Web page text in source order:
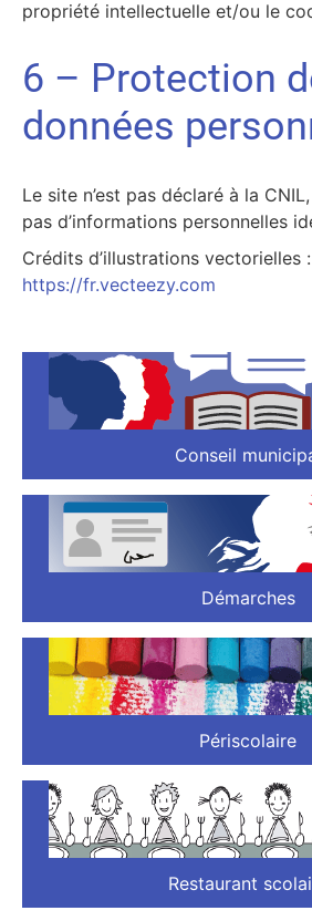
propriété intellectuelle et/ou le
6 – Protection
données
Le site n’est pas déclaré à la
pas d’informations personnelles
Crédits d’illustrations vectorielles :
https://fr.vecteezy.com
Conseil
Démarches
Périscolaire
Restaurant